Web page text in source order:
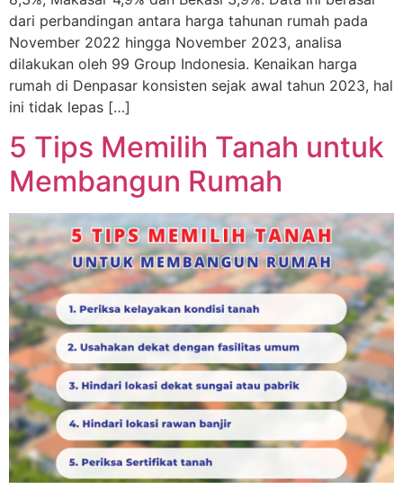
dari perbandingan antara harga tahunan rumah pada
November 2022 hingga November 2023, analisa
dilakukan oleh 99 Group Indonesia. Kenaikan harga
rumah di Denpasar konsisten sejak awal tahun 2023, hal
ini tidak lepas […]
5 Tips Memilih Tanah untuk
Membangun Rumah